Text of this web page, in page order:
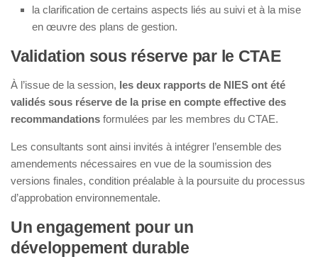
la clarification de certains aspects liés au suivi et à la mise
en œuvre des plans de gestion.
Validation sous réserve par le CTAE
À l’issue de la session, les deux rapports de NIES ont été
validés sous réserve de la prise en compte effective des
recommandations formulées par les membres du CTAE.
Les consultants sont ainsi invités à intégrer l’ensemble des
amendements nécessaires en vue de la soumission des
versions finales, condition préalable à la poursuite du processus
d’approbation environnementale.
Un engagement pour un
développement durable